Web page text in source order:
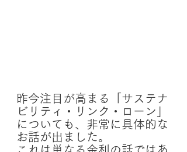
昨今注目が高まる「サステナ
ビリティ・リンク・ローン」
についても、非常に具体的な
お話が出ました。
これは単なる金利の話ではあ